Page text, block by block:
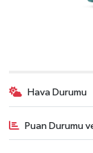
Hava Durumu
Puan Durumu